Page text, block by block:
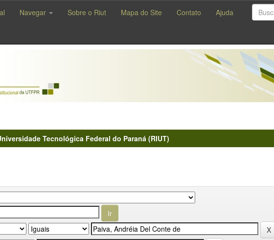
Navegar Sobre o Riut Mapa do Site Contato Ajuda
Tecnológica Federal do Paraná (RIUT)